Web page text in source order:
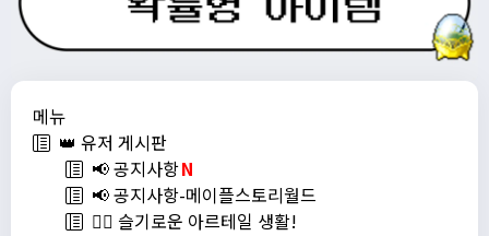
메뉴
👑 유저 게시판
📢 공지사항N
📢 공지사항-메이플스토리월드
💁‍♂ 슬기로운 아르테일 생활!